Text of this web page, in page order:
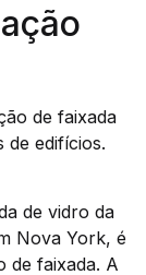
de faixada
de edifícios.
de vidro da
Nova York, é
de faixada. A